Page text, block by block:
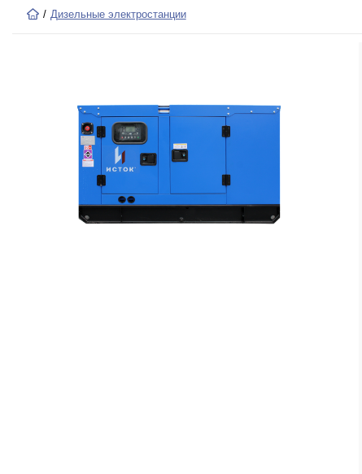
Дизельные электростанции